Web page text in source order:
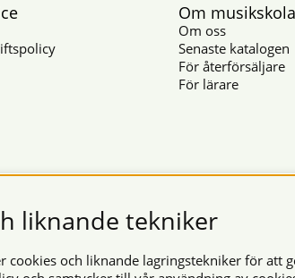
Om
Om oss
Senaste katalogen
För återförsäljare
För lärare
©
liknande tekniker
cookies och liknande lagringstekniker för